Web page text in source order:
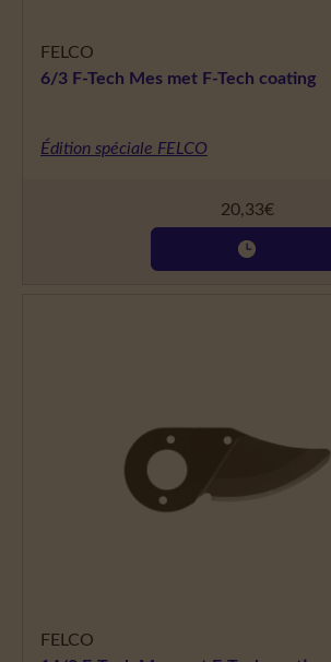
FELCO
6/3 F-Tech Mes met F-Tech coating
Édition spéciale FELCO
20,33€
FELCO